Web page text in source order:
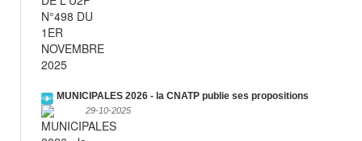
MUNICIPALES 2026 - la CNATP publie ses propositions
29-10-2025